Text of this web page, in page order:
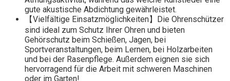
gute akustische Abdichtung gewährleistet.
【Vielfältige Einsatzmöglichkeiten】Die Ohrenschützer
sind ideal zum Schutz Ihrer Ohren und bieten
Gehörschutz beim Schießen, Jagen, bei
Sportveranstaltungen, beim Lernen, bei Holzarbeiten
und bei der Rasenpflege. Außerdem eignen sie sich
hervorragend für die Arbeit mit schweren Maschinen
oder im Garten!